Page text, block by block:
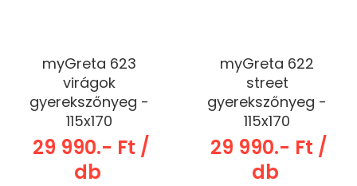
myGreta 623
virágok
gyerekszőnyeg -
115x170
29 990.- Ft /
db
myGreta 622
street
gyerekszőnyeg -
115x170
29 990.- Ft /
db